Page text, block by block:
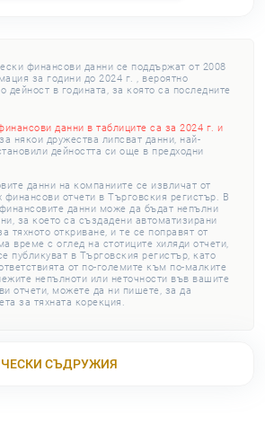
финансови данни се поддържат от 2008
за години до 2024 г. , вероятно
дейност в годината, за която са последните
данни в таблиците са за 2024 г. и
някои дружества липсват данни, най-
дейността си още в предходни
данни на компаниите се извличат от
финансови отчети в Търговския регистър. В
данни може да бъдат непълни
за което са създадени автоматизирани
тяхното откриване, и те се поправят от
време с оглед на стотиците хиляди отчети,
публикуват в Търговския регистър, като
от по-големите към по-малките
непълноти или неточности във вашите
отчети, можете да ни пишете, за да
за тяхната корекция.
СЪДРУЖИЯ